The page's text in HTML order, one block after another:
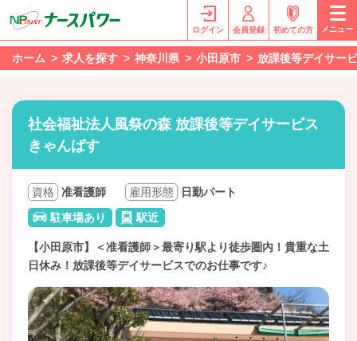
ログイン 会員登録 初めての方 メニュー
ホーム 求人を探す 神奈川県 小田原市 放課後等デイサー
社会福祉法人風祭の森 放課後等デイサービス
きゃんばす
資格 准看護師 雇用形態
日勤パート
駐車場あり
駅近
【小田原市】＜准看護師＞最寄り駅より徒歩圏内！貴重な土
日休み！放課後等デイサービスでのお仕事です♪